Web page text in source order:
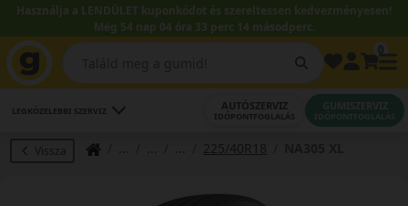
Használja a LENDÜLET kuponkódot és szereltessen kedvezményesen!
Még 54 nap 04 óra 33 perc 14 másodperc.
LEGKÖZELEBBI SZERVIZ AUTÓSZERVIZ
IDŐPONTFOGLALÁS
GUMISZERVIZ
IDŐPONTFOGLALÁS
Vissza 225/40R18